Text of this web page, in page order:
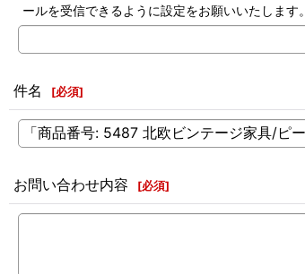
ールを受信できるように設定をお願いいたします。
件名 [必須]
お問い合わせ内容 [必須]